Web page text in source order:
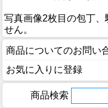
写真画像2枚目の包丁、
せん。
商品についてのお問い
お気に入りに登録
商品検索